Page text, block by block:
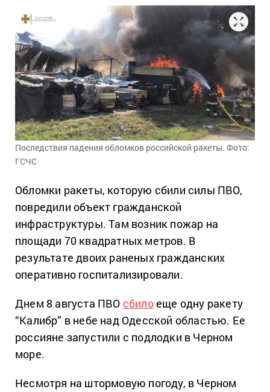
Последствия падения обломков российской ракеты. Фото:
ГСЧС
Обломки ракеты, которую сбили силы ПВО,
повредили объект гражданской
инфраструктуры. Там возник пожар на
площади 70 квадратных метров. В
результате двоих раненых гражданских
оперативно госпитализировали.
Днем 8 августа ПВО сбилоеще одну ракету
“Калибр” в небе над Одесской областью. Ее
россияне запустили с подлодки в Черном
море.
Несмотря на штормовую погоду, в Черном